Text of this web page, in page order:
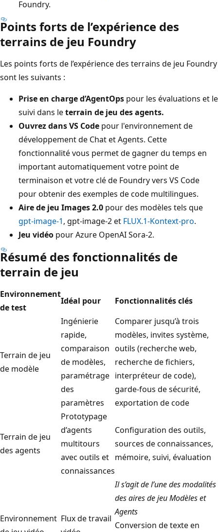
Foundry.
Points forts de l’expérience des
terrains de jeu Foundry
Les points forts de l’expérience des terrains de jeu Foundry
sont les suivants :
Prise en charge d’AgentOps pour les évaluations et le
suivi dans leterrain de jeu des agents.
Ouvrez dans VS Code pour l'environnement de
développement de Chat et Agents. Cette
fonctionnalité vous permet de gagner du temps en
important automatiquement votre point de
terminaison et votre clé de Foundry vers VS Code
pour obtenir des exemples de code multilingues.
Aire de jeu Images 2.0 pour des modèles tels que
gpt-image-1, gpt-image-2 et FLUX.1-Kontext-pro.
Jeu vidéo pour Azure OpenAI Sora-2.
Résumé des fonctionnalités de
terrain de jeu
Environnement
de test
Idéal pour Fonctionnalités clés
Terrain de jeu
de modèle
Ingénierie
rapide,
comparaison
de modèles,
paramétrage
des
paramètres
Comparer jusqu’à trois
modèles, invites système,
outils (recherche web,
recherche de fichiers,
interpréteur de code),
garde-fous de sécurité,
exportation de code
Terrain de jeu
des agents
Prototypage
d’agents
multitours
avec outils et
connaissances
Configuration des outils,
sources de connaissances,
mémoire, suivi, évaluation
Environnement Flux de travail
Il s’agit de l’une des modalités
des aires de jeu Modèles et
Agents
Conversion de texte en